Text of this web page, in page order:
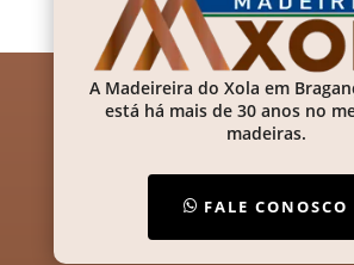
A Madeireira do Xola em
está há mais de 30 anos no
madeiras.
FALE CONOSCO